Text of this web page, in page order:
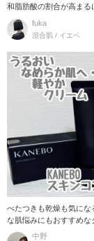
和脂肪酸の割合が高まる
化」し、肌のバリア
fuka
混合肌 / イエベ
べたつきも乾燥も気にな
な肌悩みにもおすすめなク
かくクリーム
中野